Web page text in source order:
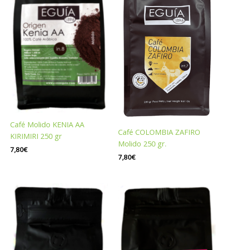
Café Molido KENIA AA
KIRIMIRI 250 gr
7,80€
Café COLOMBIA ZAFIRO
Molido 250 gr.
7,80€